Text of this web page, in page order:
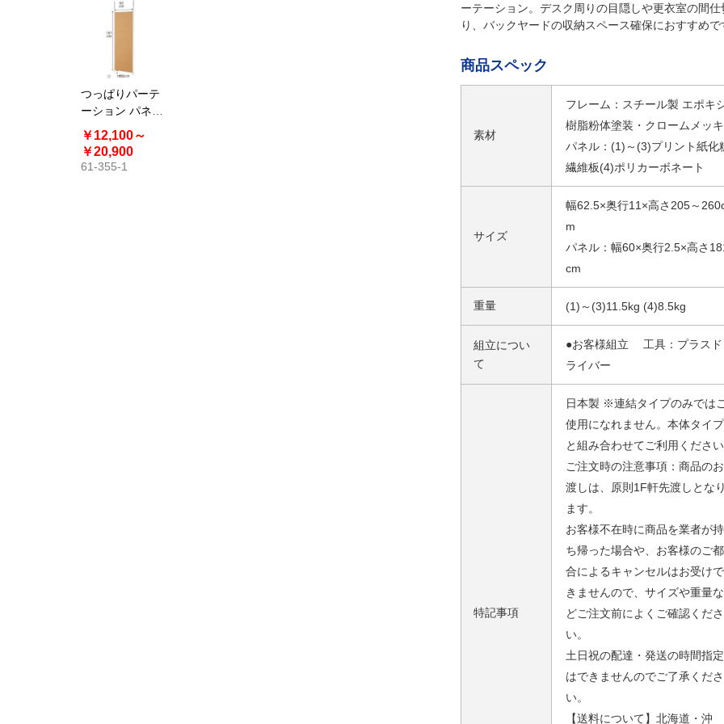
つっぱりパーテ
ーション パネル
タイプ 本体タイ
プ幅65cm パー
テーション
￥12,100～
￥20,900
61-355-1
ーテーション。デスク周りの目隠しや更衣室の間仕
り、バックヤードの収納スペース確保におすすめで
商品スペック
素材
フレーム：スチール製 エポキ
樹脂粉体塗装・クロームメッキ
パネル：(1)～(3)プリント紙化
繊維板(4)ポリカーボネート
サイズ
幅62.5×奥行11×高さ205～
m
パネル：幅60×奥行2.5×高さ
cm
重量 (1)～(3)11.5kg (4)8.5kg
組立につい
て
●お客様組立 工具：プラスド
ライバー
特記事項
日本製 ※連結タイプのみでは
使用になれません。本体タイプ
と組み合わせてご利用ください.
ご注文時の注意事項：商品のお
渡しは、原則1F軒先渡しとなり
ます。
お客様不在時に商品を業者が持
ち帰った場合や、お客様のご都
合によるキャンセルはお受けで
きませんので、サイズや重量な
どご注文前によくご確認くださ
い。
土日祝の配達・発送の時間指定
はできませんのでご了承くださ
い。
【送料について】北海道・沖